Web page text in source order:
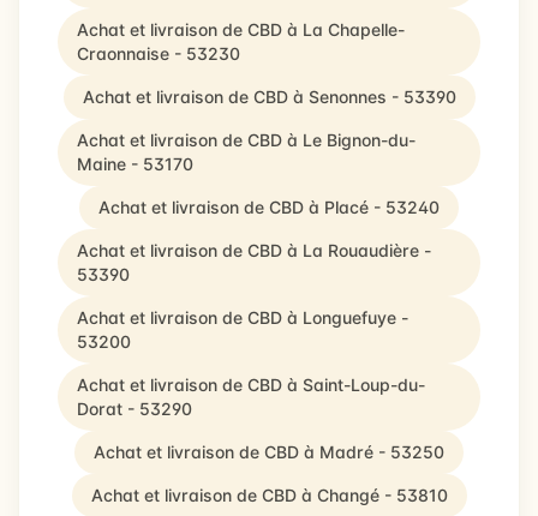
Achat et livraison de CBD à La Chapelle-
Craonnaise - 53230
Achat et livraison de CBD à Senonnes - 53390
Achat et livraison de CBD à Le Bignon-du-
Maine - 53170
Achat et livraison de CBD à Placé - 53240
Achat et livraison de CBD à La Rouaudière -
53390
Achat et livraison de CBD à Longuefuye -
53200
Achat et livraison de CBD à Saint-Loup-du-
Dorat - 53290
Achat et livraison de CBD à Madré - 53250
Achat et livraison de CBD à Changé - 53810